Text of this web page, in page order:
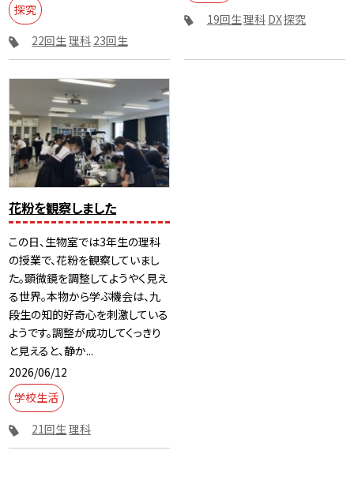
探究
22回生理科 23回生
19回生理科 DX探究
花粉を観察しました
この日、生物室では3年生の理科
の授業で、花粉を観察していまし
た。顕微鏡を調整してようやく見え
る世界。本物から学ぶ機会は、九
段生の知的好奇心を刺激している
ようです。調整が成功してくっきり
と見えると、静か...
2026/06/12
学校生活
21回生理科